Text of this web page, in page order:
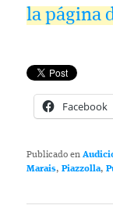
la página
Facebook
Publicado en
Marais,Piazzolla,